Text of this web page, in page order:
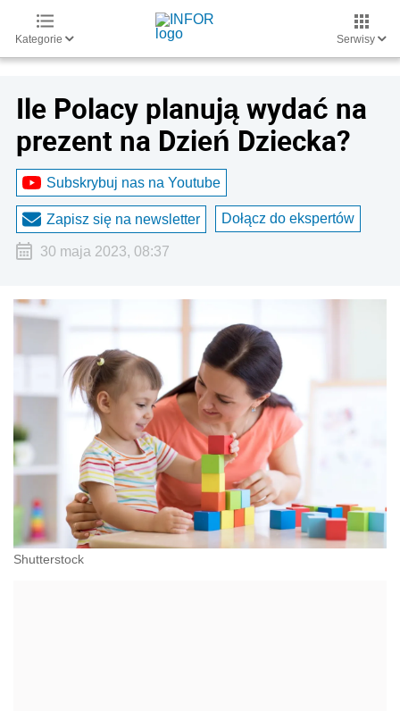
Kategorie Serwisy
Ile Polacy planują wydać na
prezent na Dzień Dziecka?
Subskrybuj nas na Youtube
Zapisz się na newsletter Dołącz do ekspertów
30 maja 2023, 08:37
Shutterstock